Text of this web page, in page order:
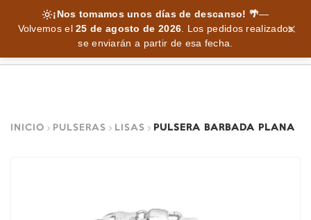
¡Nos tomamos unos días de descanso! 🌴—
Volvemos el25 de agosto de 2026. Los pedidos realizados
se enviarán a partir de esa fecha.
INICIO PULSERAS LISAS PULSERA BARBADA PLANA